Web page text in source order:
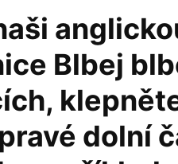
Blbej
dolní